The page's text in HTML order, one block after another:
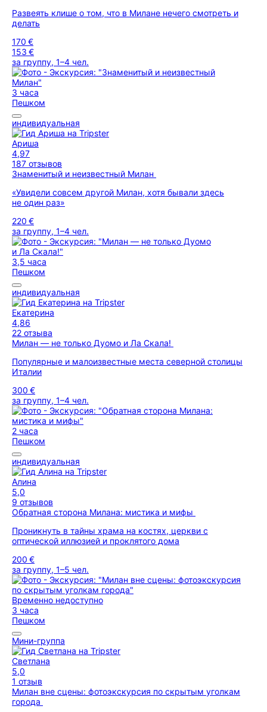
Развеять клише о том, что в Милане нечего смотреть и
делать
170 €
153 €
за группу, 1–4 чел.
3 часа
Пешком
индивидуальная
Ариша
4,97
187 отзывов
Знаменитый и неизвестный Милан
«Увидели совсем другой Милан, хотя бывали здесь
не один раз»
220 €
за группу, 1–4 чел.
3,5 часа
Пешком
индивидуальная
Екатерина
4,86
22 отзыва
Милан — не только Дуомо и Ла Скала!
Популярные и малоизвестные места северной столицы
Италии
300 €
за группу, 1–4 чел.
2 часа
Пешком
индивидуальная
Алина
5,0
9 отзывов
Обратная сторона Милана: мистика и мифы
Проникнуть в тайны храма на костях, церкви с
оптической иллюзией и проклятого дома
200 €
за группу, 1–5 чел.
Временно недоступно
3 часа
Пешком
Мини-группа
Светлана
5,0
1 отзыв
Милан вне сцены: фотоэкскурсия по скрытым уголкам
города